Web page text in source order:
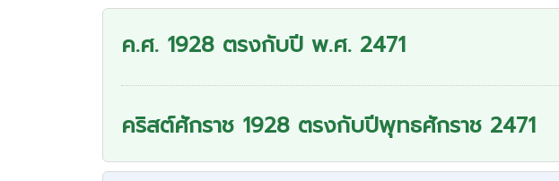
ค.ศ. 1928 ตรงกับปี พ.ศ. 2471
คริสต์ศักราช 1928 ตรงกับปีพุทธศักราช 2471